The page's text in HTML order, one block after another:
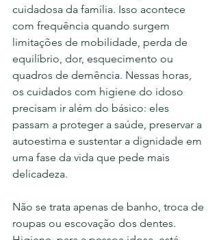
cuidadosa da família. Isso acontece
com frequência quando surgem
limitações de mobilidade, perda de
equilíbrio, dor, esquecimento ou
quadros de demência. Nessas horas,
os cuidados com higiene do idoso
precisam ir além do básico: eles
passam a proteger a saúde, preservar a
autoestima e sustentar a dignidade em
uma fase da vida que pede mais
delicadeza.
Não se trata apenas de banho, troca de
roupas ou escovação dos dentes.